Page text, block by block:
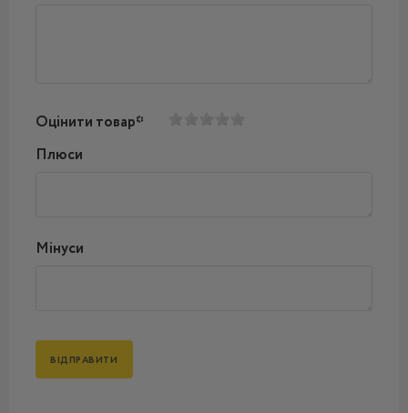
Оцінити товар*
Плюси
Мінуси